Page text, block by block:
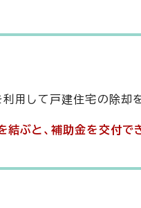
用して戸建住宅の除却
ぶと、補助金を交付で